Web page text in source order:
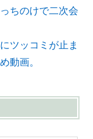
ちのけで二次会
ツッコミが止ま
動画。